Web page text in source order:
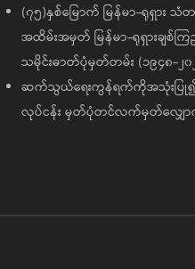
(၇၅)နှစ်မြောက် မြန်မာ-ရုရှာ
အထိမ်းအမှတ် မြန်မာ-ရုရှားချစ်ကြ
သမိုင်းဓာတ်ပုံမှတ်တမ်း (၁၉၄၈-၂၀
ဆက်သွယ်ရေးကွန်ရက်ကိုအသုံးပြု၍
လုပ်ငန်း မှတ်ပုံတင်လက်မှတ်လျှေ